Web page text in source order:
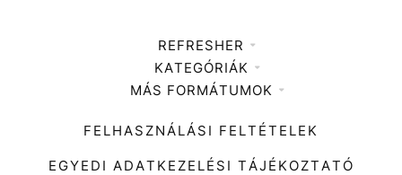
REFRESHER
Médiaajánlat
KATEGÓRIÁK
Zene
Divat
Kultúra
MÁS FORMÁTUMOK
FELHASZNÁLÁSI FELTÉTELEK
EGYEDI ADATKEZELÉSI TÁJÉKOZTATÓ